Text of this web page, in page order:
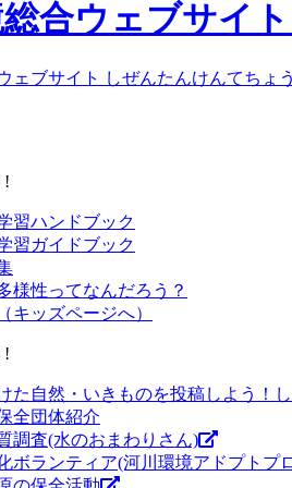
!
キッズページへ）
!
調査(水のおまわりさん)
ボランティア(河川環境アドプトプ